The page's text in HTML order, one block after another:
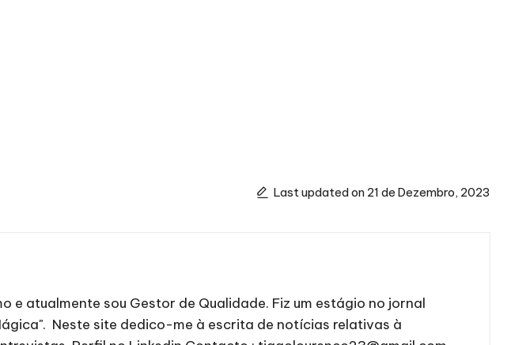
Last updated on 21 de Dezembro, 2023
e atualmente sou Gestor de Qualidade. Fiz um estágio no jornal
Neste site dedico-me à escrita de notícias relativas à